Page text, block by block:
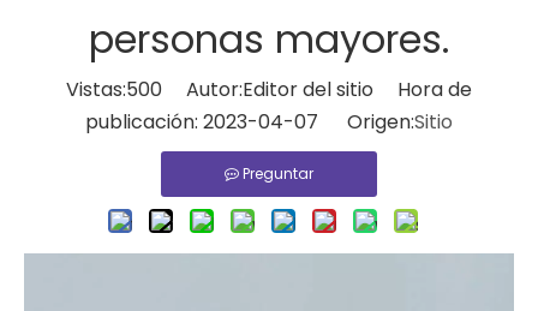
personas mayores.
Vistas:500 Autor:Editor del sitio Hora de
publicación: 2023-04-07 Origen:Sitio
Preguntar